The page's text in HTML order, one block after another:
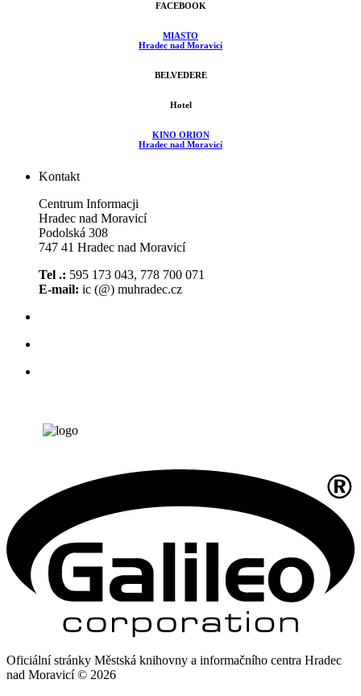
FACEBOOK
MIASTO
Hradec nad Moravicí
BELVEDERE
Hotel
KINO ORION
Hradec nad Moravicí
Kontakt
Centrum Informacji
Hradec nad Moravicí
Podolská 308
747 41 Hradec nad Moravicí
Tel .: 595 173 043, 778 700 071
E-mail: ic (@) muhradec.cz
Oficiální stránky Městská knihovny a informačního centra Hradec
nad Moravicí © 2026